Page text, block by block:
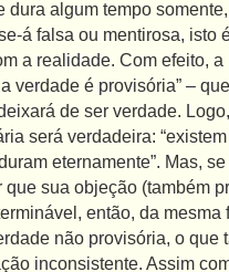
dura algum tempo
á falsa ou mentirosa, isto
a realidade. Com efeito, a
verdade é provisória” –
de ser verdade.
será verdadeira:
eternamente”. Mas, se
que sua objeção (também
então, da mesma
não provisória, o que
inconsistente. Assim